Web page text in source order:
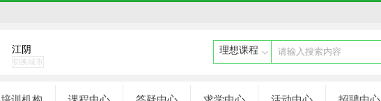
江阴
切换城市
请输入搜索内容